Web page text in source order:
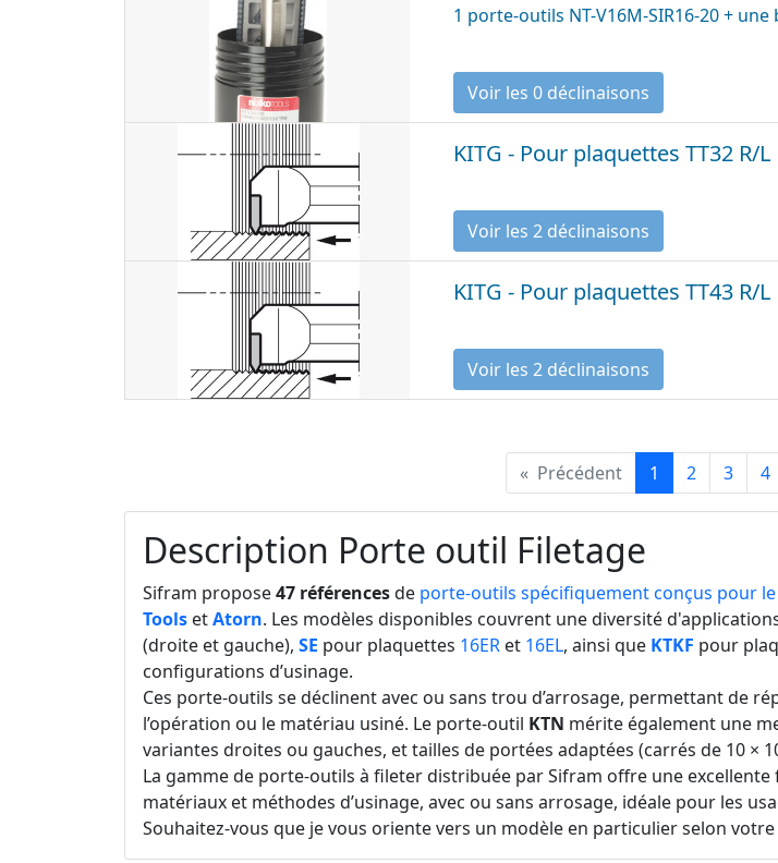
1 porte-outils NT-V16M-SIR16-20 +
Voir les 0 déclinaisons
KITG - Pour plaquettes TT32 R/L
Voir les 2 déclinaisons
KITG - Pour plaquettes TT43 R/L
Voir les 2 déclinaisons
« Précédent 1 2 3 4
Description Porte outil Filetage
Sifram propose47 référencesde porte-outils spécifiquement conçus pour
Tools etAtorn. Les modèles disponibles couvrent une diversité
(droite et gauche), SE pour plaquettes 16ER et 16EL, ainsi que KTKF pour
configurations d’usinage.
Ces porte-outils se déclinent avec ou sans trou d’arrosage, permettant de
l’opération ou le matériau usiné. Le porte-outil KTN mérite également une
variantes droites ou gauches, et tailles de portées adaptées (carrés de 10 ×
La gamme de porte-outils à fileter distribuée par Sifram offre une
matériaux et méthodes d’usinage, avec ou sans arrosage, idéale pour les
Souhaitez-vous que je vous oriente vers un modèle en particulier selon votre